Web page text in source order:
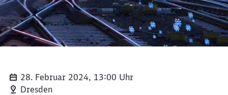
28. Februar 2024, 13:00 Uhr
Dresden